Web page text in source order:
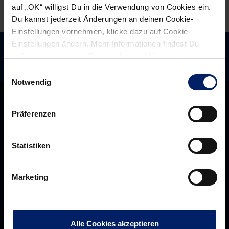
auf „OK“ willigst Du in die Verwendung von Cookies ein.
Du kannst jederzeit Änderungen an deinen Cookie-
Einstellungen vornehmen, klicke dazu auf Cookie-
Einstellungen ändern. Mehr Informationen findest Du
Notwendig
Präferenzen
Statistiken
Marketing
Alle Cookies akzeptieren
Rhein-Neckar Löwen GmbH